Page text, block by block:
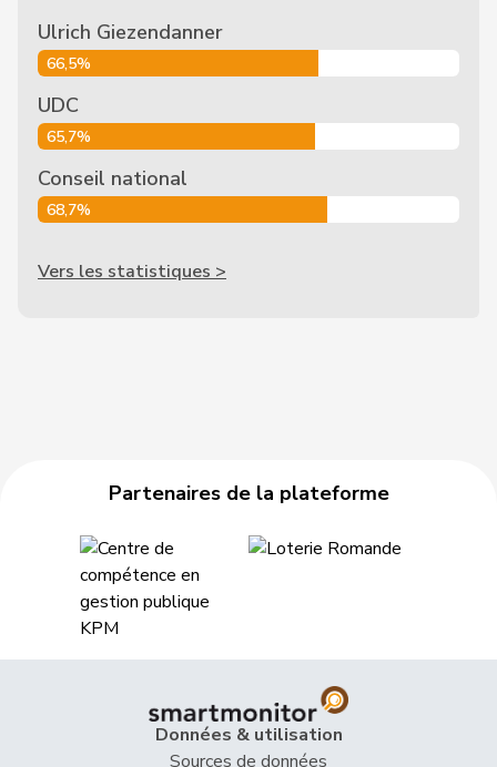
Ulrich Giezendanner
66,5%
UDC
65,7%
Conseil national
68,7%
Vers les statistiques >
Partenaires de la plateforme
Données & utilisation
Sources de données